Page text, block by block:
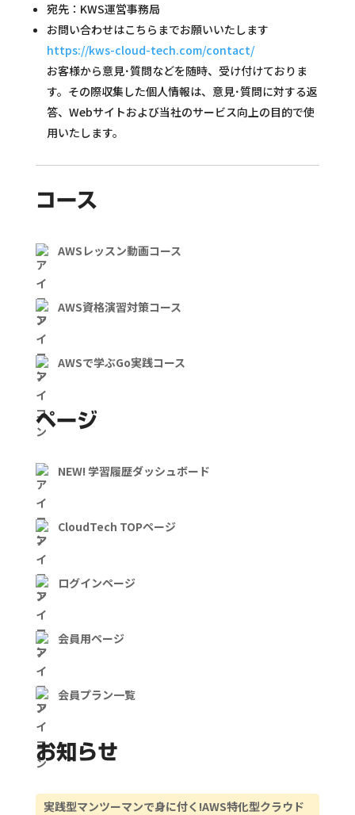
宛先：KWS運営事務局
お問い合わせはこちらまでお願いいたします
https://kws-cloud-tech.com/contact/
お客様から意見･質問などを随時、受け付けておりま
す。その際収集した個人情報は、意見･質問に対する返
答、Webサイトおよび当社のサービス向上の目的で使
用いたします。
コース
AWSレッスン動画コース
AWS資格演習対策コース
AWSで学ぶGo実践コース
ページ
NEW! 学習履歴ダッシュボード
CloudTech TOPページ
ログインページ
会員用ページ
会員プラン一覧
お知らせ
実践型マンツーマンで身に付く!AWS特化型クラウド